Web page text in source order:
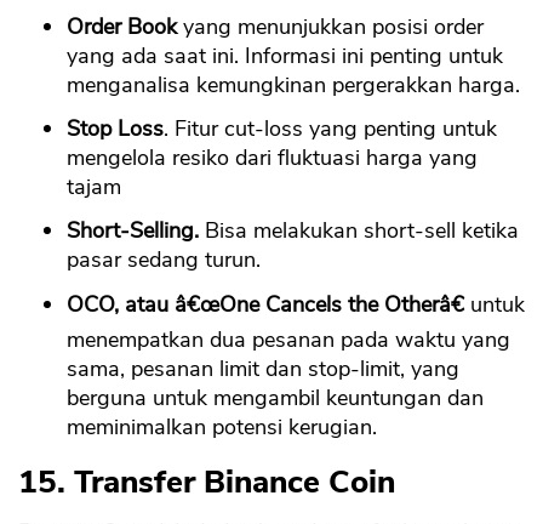
Order Bookyang menunjukkan posisi order
yang ada saat ini. Informasi ini penting untuk
menganalisa kemungkinan pergerakkan harga.
Stop Loss. Fitur cut-loss yang penting untuk
mengelola resiko dari fluktuasi harga yang
tajam
Short-Selling. Bisa melakukan short-sell ketika
pasar sedang turun.
OCO, atau â€œOne Cancels the Otherâ€untuk
menempatkan dua pesanan pada waktu yang
sama, pesanan limit dan stop-limit, yang
berguna untuk mengambil keuntungan dan
meminimalkan potensi kerugian.
15. Transfer Binance Coin